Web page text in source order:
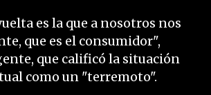
es la que a nosotros nos
que es el consumidor",
que calificó la situación
como un "terremoto".